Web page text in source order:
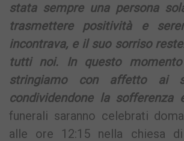
stata sempre una persona
trasmettere positività e
incontrava, e il suo sorriso
tutti noi. In questo
stringiamo con affetto ai
condividendone la sofferenza
funerali saranno celebrati
alle ore 12:15 nella chiesa